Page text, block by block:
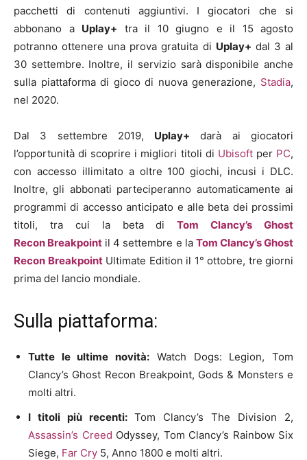
pacchetti di contenuti aggiuntivi. I giocatori che si
abbonano a Uplay+ tra il 10 giugno e il 15 agosto
potranno ottenere una prova gratuita di Uplay+ dal 3 al
30 settembre. Inoltre, il servizio sarà disponibile anche
sulla piattaforma di gioco di nuova generazione, Stadia,
nel 2020.
Dal 3 settembre 2019, Uplay+ darà ai giocatori
l’opportunità di scoprire i migliori titoli di Ubisoftper PC,
con accesso illimitato a oltre 100 giochi, incusi i DLC.
Inoltre, gli abbonati parteciperanno automaticamente ai
programmi di accesso anticipato e alle beta dei prossimi
titoli, tra cui la beta diTom Clancy’s Ghost
Recon Breakpoint il 4 settembre e la Tom Clancy’s Ghost
Recon BreakpointUltimate Edition il 1° ottobre, tre giorni
prima del lancio mondiale.
Sulla piattaforma:
Tutte le ultime novità: Watch Dogs: Legion, Tom
Clancy’s Ghost Recon Breakpoint, Gods & Monsters e
molti altri.
I titoli più recenti: Tom Clancy’s The Division 2,
Assassin’s Creed Odyssey, Tom Clancy’s Rainbow Six
Siege, Far Cry 5, Anno 1800 e molti altri.